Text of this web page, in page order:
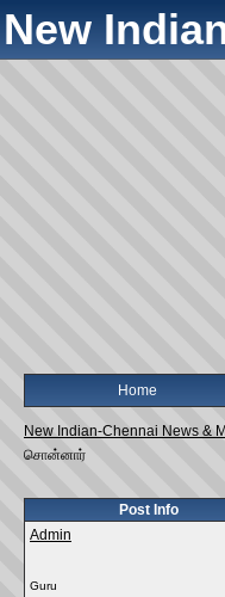
New
Home
New Indian-Chennai News &
சொன்னார்
Post Info
Admin
Guru